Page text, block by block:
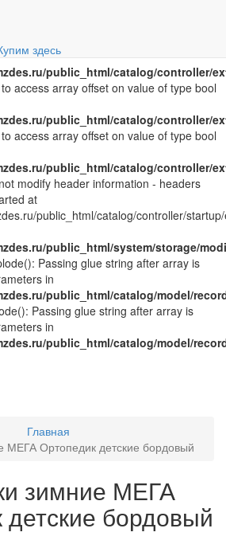
public_html/catalog/controller/
public_html/catalog/controller/
access array offset on value of type bool
public_html/catalog/controller/
access array offset on value of type bool
public_html/catalog/controller/
modify header information - headers
at
public_html/catalog/controller/
public_html/system/storage/
Passing glue string after array is
in
public_html/catalog/model/
Passing glue string after array is
in
public_html/catalog/model/
Главная
МЕГА Ортопедик детские бордовый
зимние МЕГА
бордовый